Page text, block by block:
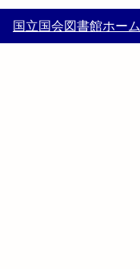
国立国会図書館ホーム